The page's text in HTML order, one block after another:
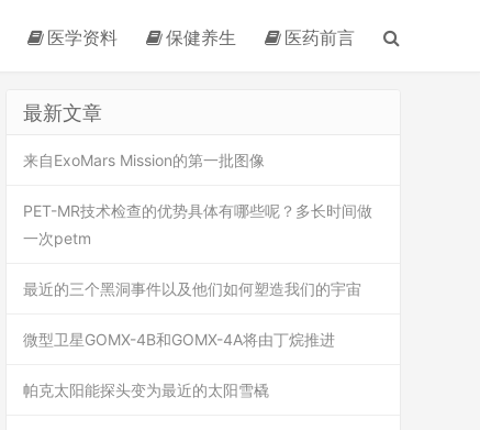
医学资料 保健养生 医药前言
最新文章
来自ExoMars Mission的第一批图像
PET-MR技术检查的优势具体有哪些呢？多长时间做
一次petm
最近的三个黑洞事件以及他们如何塑造我们的宇宙
微型卫星GOMX-4B和GOMX-4A将由丁烷推进
帕克太阳能探头变为最近的太阳雪橇